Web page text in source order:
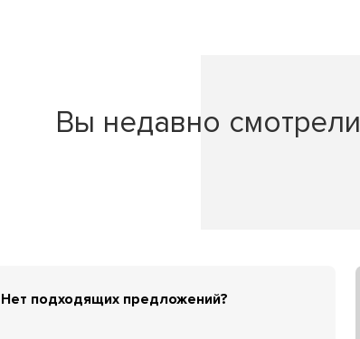
Вы недавно смотрели
Нет подходящих предложений?